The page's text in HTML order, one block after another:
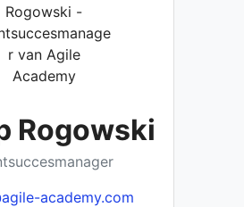
Rogowski
academy.com